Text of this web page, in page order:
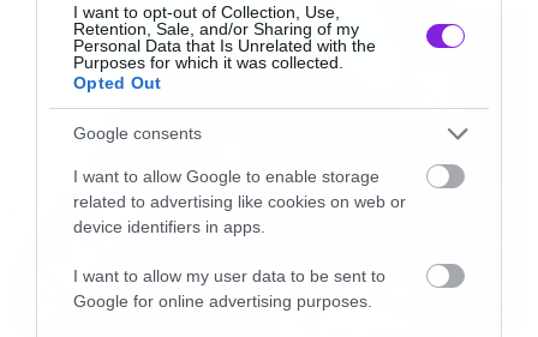
I want to opt-out of Collection, Use,
Retention, Sale, and/or Sharing of my
Personal Data that Is Unrelated with the
Purposes for which it was collected.
Opted Out
Google consents
I want to allow Google to enable storage
related to advertising like cookies on web or
device identifiers in apps.
I want to allow my user data to be sent to
Google for online advertising purposes.
YouTube
Saint Etienneαποτελούν ένα από τα πιο
αγαπημένα και επιδραστικά pop
συγκροτήματα της Μεγάλης Βρετανίας.
Δημιουργήθηκαν το 1990 στο Croydon από